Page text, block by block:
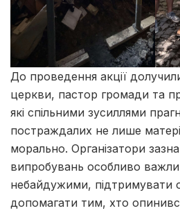
До проведення акції
церкви, пастор громади та
які спільними зусиллями
постраждалих не лише
морально. Організатори
випробувань особливо
небайдужими, підтримувати
допомагати тим, хто